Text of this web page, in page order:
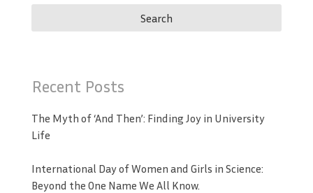
Recent Posts
The Myth of ‘And Then’: Finding Joy in University
Life
International Day of Women and Girls in Science:
Beyond the One Name We All Know.